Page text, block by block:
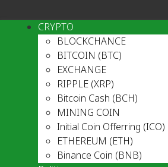
CRYPTO
BLOCKCHANCE
BITCOIN (BTC)
EXCHANGE
RIPPLE (XRP)
Bitcoin Cash (BCH)
MINING COIN
Initial Coin Offerring (ICO)
ETHEREUM (ETH)
Binance Coin (BNB)